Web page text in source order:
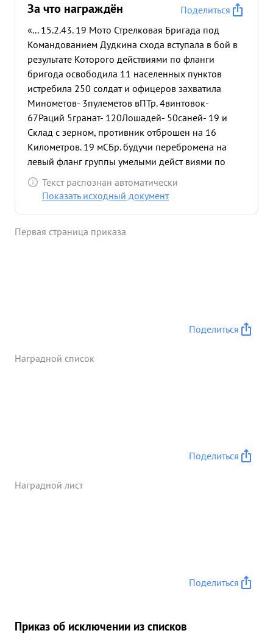
За что награждён
Поделиться
«... 15.2.43. 19 Мото Стрелковая Бригада под
Командованием Дудкина схода вступала в бой в
результате Которого действиями по фланги
бригода освободила 11 населенных пунктов
истребила 250 солдат и офицеров захватила
Минометов- 3пулеметов вПТр. 4винтовок-
67Раций 5гранат- 120Лошадей- 50саней- 19 и
Склад с зерном, противник отброшен на 16
Километров. 19 мСБр. будучи перебромена на
левый фланг группы умелыми дейст виями по
флангу пр-ка овладела 5 населенными пунктами,
уничтожены полностью 11 12 роты 479 пп
управлял бригадой в процесс боя, почему
Текст распознан автоматически
Показать исходный документ
Первая страница приказа
Поделиться
Наградной список
Поделиться
Наградной лист
Поделиться
Приказ об исключении из списков